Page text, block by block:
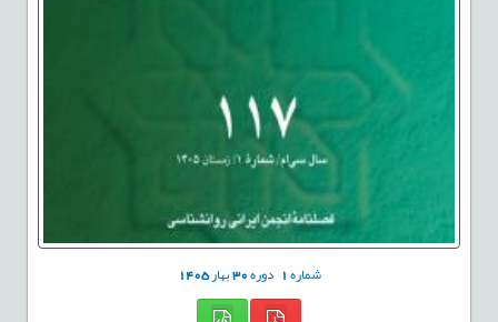
شماره1 دوره30بهار1405